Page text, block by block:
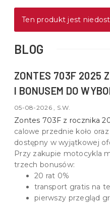
Ten produkt jest
BLOG
ZONTES 703F 2025
I BONUSEM DO
05-08-2026 , S.W.
Zontes 703F z rocznika
calowe przednie koło
dostępny w wyjątkowej
Przy zakupie motocykla
trzech bonusów:
20 rat 0%
transport gratis na
pierwszy przegląd